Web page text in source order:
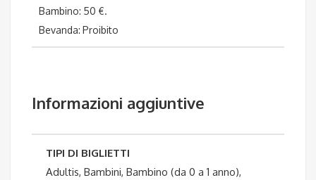
Bambino: 50 €.
Bevanda: Proibito
Informazioni aggiuntive
TIPI DI BIGLIETTI
Adultis, Bambini, Bambino (da 0 a 1 anno),